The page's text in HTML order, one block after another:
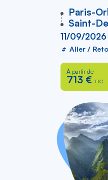
Paris-
vers
Saint-
11/09/
Aller /
À partir de
713 € TTC